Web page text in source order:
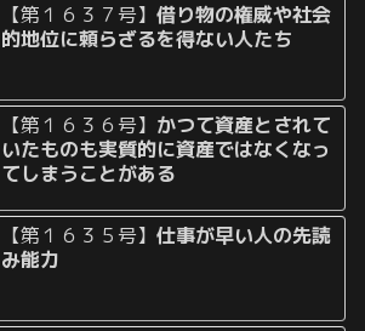
【第１６３７号】借り物の権威や社会
的地位に頼らざるを得ない人たち
【第１６３６号】 かつて資産とされて
いたものも実質的に資産ではなくなっ
てしまうことがある
【第１６３５号】仕事が早い人の先読
み能力